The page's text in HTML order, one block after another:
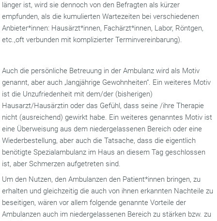
länger ist, wird sie dennoch von den Befragten als kürzer
empfunden, als die kumulierten Wartezeiten bei verschiedenen
Anbieter*innen: Hausärzt*innen, Fachärzt*innen, Labor, Röntgen,
etc.,oft verbunden mit komplizierter Terminvereinbarung).
Auch die persönliche Betreuung in der Ambulanz wird als Motiv
genannt, aber auch „langjährige Gewohnheiten“. Ein weiteres Motiv
ist die Unzufriedenheit mit dem/der (bisherigen)
Hausarzt/Hausärztin oder das Gefühl, dass seine /ihre Therapie
nicht (ausreichend) gewirkt habe. Ein weiteres genanntes Motiv ist
eine Überweisung aus dem niedergelassenen Bereich oder eine
Wiederbestellung, aber auch die Tatsache, dass die eigentlich
benötigte Spezialambulanz im Haus an diesem Tag geschlossen
ist, aber Schmerzen aufgetreten sind.
Um den Nutzen, den Ambulanzen den Patient*innen bringen, zu
erhalten und gleichzeitig die auch von ihnen erkannten Nachteile zu
beseitigen, wären vor allem folgende genannte Vorteile der
Ambulanzen auch im niedergelassenen Bereich zu stärken bzw. zu